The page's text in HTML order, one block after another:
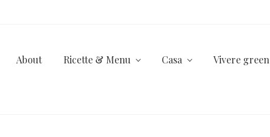
About Ricette & Menu Casa Vivere green